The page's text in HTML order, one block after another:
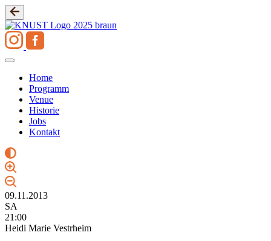
Zum
Inhalt
springen
Home
Programm
Venue
Historie
Jobs
Kontakt
09.11.2013
SA
21:00
Heidi Marie Vestrheim